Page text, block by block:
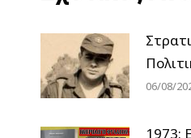
06/08/
1973: